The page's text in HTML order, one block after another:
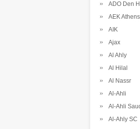
ADO Den
AEK Athens
AIK
Ajax
Al Ahly
Al Hilal
Al Nassr
Al-Ahli
Al-Ahli
Al-Ahly SC